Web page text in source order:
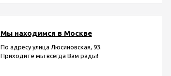
Мы находимся в Москве
По адресу улица Люсиновская, 93.
Приходите мы всегда Вам рады!